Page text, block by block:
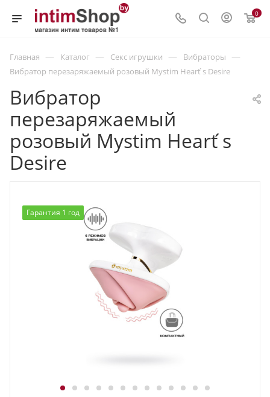
0
Главная — Каталог — Секс игрушки — Вибраторы —
Вибратор перезаряжаемый розовый Mystim Heart ́s Desire
Вибратор
перезаряжаемый
розовый Mystim Heart ́s
Desire
Гарантия 1 год